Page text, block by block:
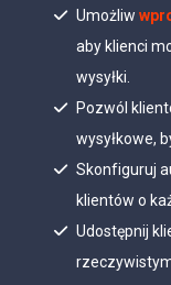
Umożliw
aby klienci
wysyłki.
Pozwól
wysyłkowe,
Skonfiguruj
klientów o
Udostępnij